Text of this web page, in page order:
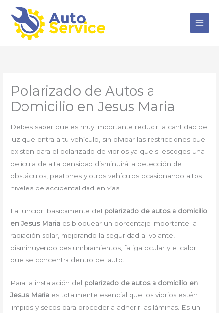
contenido
Polarizado de Autos a
Domicilio en Jesus Maria
Debes saber que es muy importante reducir la cantidad de
luz que entra a tu vehículo, sin olvidar las restricciones que
existen para el polarizado de vidrios ya que si escoges una
película de alta densidad disminuirá la detección de
obstáculos, peatones y otros vehículos ocasionando altos
niveles de accidentalidad en vías.
La función básicamente del polarizado de autos a domicilio
en Jesus Maria es bloquear un porcentaje importante la
radiación solar, mejorando la seguridad al volante,
disminuyendo deslumbramientos, fatiga ocular y el calor
que se concentra dentro del auto.
Para la instalación del polarizado de autos a domicilio en
Jesus Maria es totalmente esencial que los vidrios estén
limpios y secos para proceder a adherir las láminas. Es un